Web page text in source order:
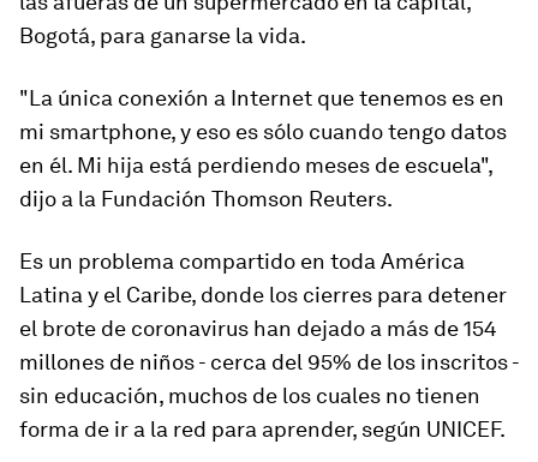
Bogotá, para ganarse la vida.
"La única conexión a Internet que tenemos es en
mi smartphone, y eso es sólo cuando tengo datos
en él. Mi hija está perdiendo meses de escuela",
dijo a la Fundación Thomson Reuters.
Es un problema compartido en toda América
Latina y el Caribe, donde los cierres para detener
el brote de coronavirus han dejado a más de 154
millones de niños - cerca del 95% de los inscritos -
sin educación, muchos de los cuales no tienen
forma de ir a la red para aprender, según UNICEF.